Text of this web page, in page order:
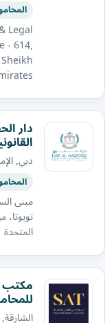
Legal
- 614,
دار
دبي,
تويوتا،
المتحدة
مكتب